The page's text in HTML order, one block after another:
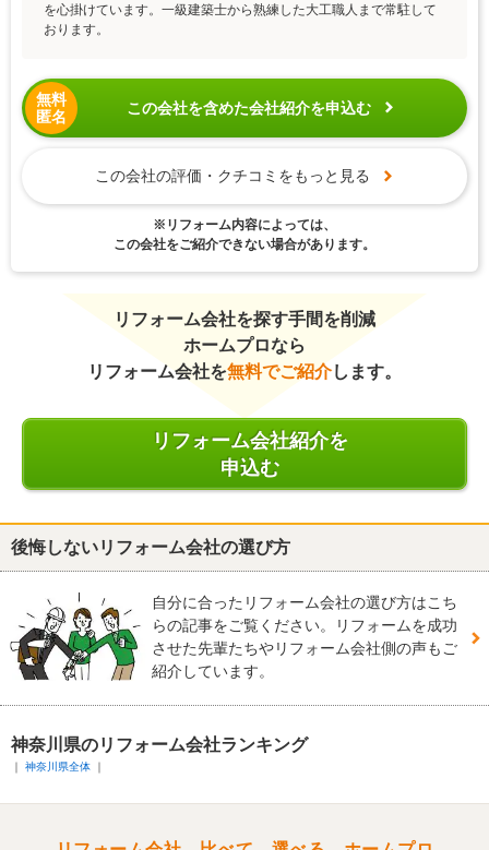
を心掛けています。一級建築士から熟練した大工職人まで常駐して
おります。
無料
匿名
この会社を含めた会社紹介を申込む
この会社の評価・クチコミをもっと見る
※リフォーム内容によっては、
この会社をご紹介できない場合があります。
リフォーム会社を探す手間を削減
ホームプロなら
リフォーム会社を無料でご紹介します。
リフォーム会社紹介を
申込む
後悔しないリフォーム会社の選び方
自分に合ったリフォーム会社の選び方はこち
らの記事をご覧ください。リフォームを成功
させた先輩たちやリフォーム会社側の声もご
紹介しています。
神奈川県のリフォーム会社ランキング
神奈川県全体